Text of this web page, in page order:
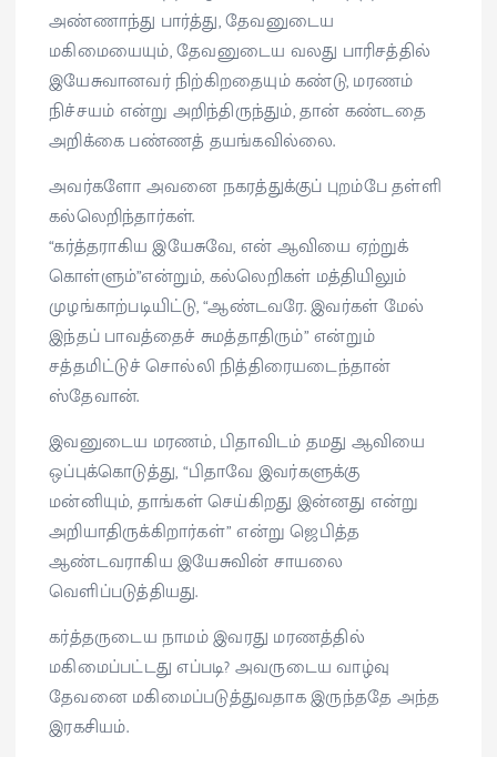
அண்ணாந்து பார்த்து, தேவனுடைய
மகிமையையும், தேவனுடைய வலது பாரிசத்தில்
இயேசுவானவர் நிற்கிறதையும் கண்டு, மரணம்
நிச்சயம் என்று அறிந்திருந்தும், தான் கண்டதை
அறிக்கை பண்ணத் தயங்கவில்லை.
அவர்களோ அவனை நகரத்துக்குப் புறம்பே தள்ளி
கல்லெறிந்தார்கள்.
“கர்த்தராகிய இயேசுவே, என் ஆவியை ஏற்றுக்
கொள்ளும்”என்றும், கல்லெறிகள் மத்தியிலும்
முழங்காற்படியிட்டு, “ஆண்டவரே. இவர்கள் மேல்
இந்தப் பாவத்தைச் சுமத்தாதிரும்” என்றும்
சத்தமிட்டுச் சொல்லி நித்திரையடைந்தான்
ஸ்தேவான்.
இவனுடைய மரணம், பிதாவிடம் தமது ஆவியை
ஒப்புக்கொடுத்து, “பிதாவே இவர்களுக்கு
மன்னியும், தாங்கள் செய்கிறது இன்னது என்று
அறியாதிருக்கிறார்கள்” என்று ஜெபித்த
ஆண்டவராகிய இயேசுவின் சாயலை
வெளிப்படுத்தியது.
கர்த்தருடைய நாமம் இவரது மரணத்தில்
மகிமைப்பட்டது எப்படி? அவருடைய வாழ்வு
தேவனை மகிமைப்படுத்துவதாக இருந்ததே அந்த
இரகசியம்.